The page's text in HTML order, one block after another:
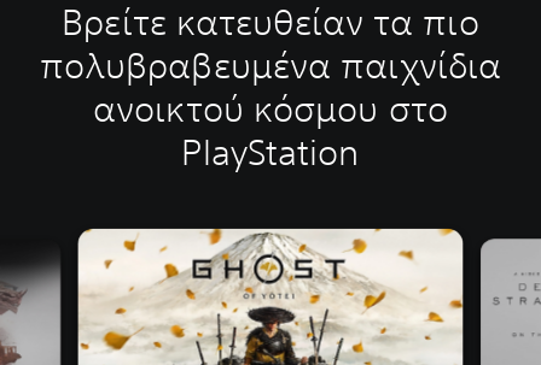
Βρείτε κατευθείαν τα πιο
πολυβραβευμένα παιχνίδια
ανοικτού κόσμου στο
PlayStation